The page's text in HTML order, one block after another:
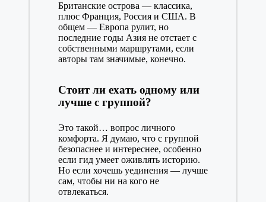
Британские острова — классика,
плюс Франция, Россия и США. В
общем — Европа рулит, но
последние годы Азия не отстает с
собственными маршрутами, если
авторы там значимые, конечно.
Стоит ли ехать одному или
лучше с группой?
Это такой… вопрос личного
комфорта. Я думаю, что с группой
безопаснее и интереснее, особенно
если гид умеет оживлять историю.
Но если хочешь уединения — лучше
сам, чтобы ни на кого не
отвлекаться.